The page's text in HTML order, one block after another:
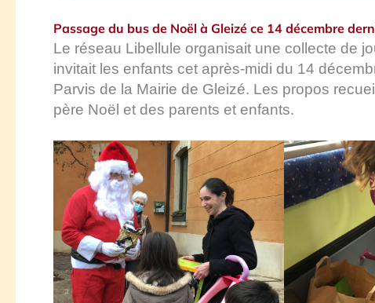
Passage du bus de Noël à Gleizé ce 14 décembre
Le réseau Libellule organisait une collecte de
invitait les enfants cet après-midi du 14
Parvis de la Mairie de Gleizé. Les propos
père Noël et des parents et enfants.